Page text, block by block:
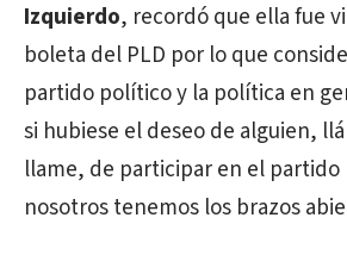
Izquierdo, recordó que ella fue
boleta del PLD por lo que
partido político y la política en
si hubiese el deseo de alguien,
llame, de participar en el
nosotros tenemos los brazos